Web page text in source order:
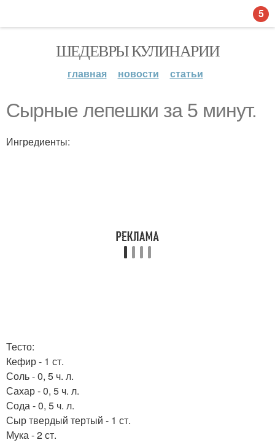
ШЕДЕВРЫ КУЛИНАРИИ
главная новости статьи
Сырные лепешки за 5 минут.
Ингредиенты:
Тесто:
Кефир - 1 ст.
Соль - 0, 5 ч. л.
Сахар - 0, 5 ч. л.
Сода - 0, 5 ч. л.
Сыр твердый тертый - 1 ст.
Мука - 2 ст.
5